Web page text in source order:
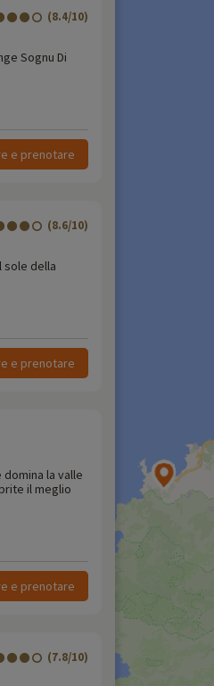
(8.4/10)
Sognu Di
e prenotare
(8.6/10)
sole della
e prenotare
la valle
il meglio
e prenotare
(7.8/10)